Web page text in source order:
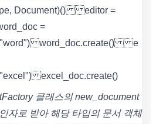
Document)() editor =
=
word_doc.create() e
excel_doc.create()
클래스의 new_document
자로 받아 해당 타입의 문서 객체